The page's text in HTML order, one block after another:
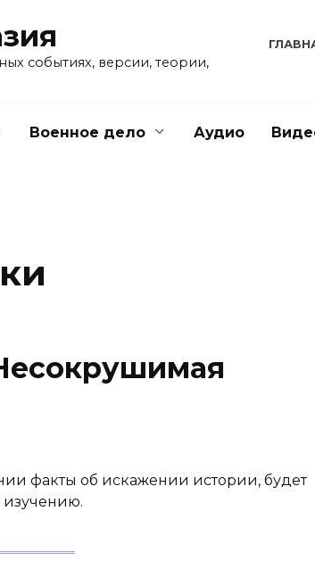
событиях, версии, теории,
Военное дело Аудио
факты об искажении истории, будет
изучению.